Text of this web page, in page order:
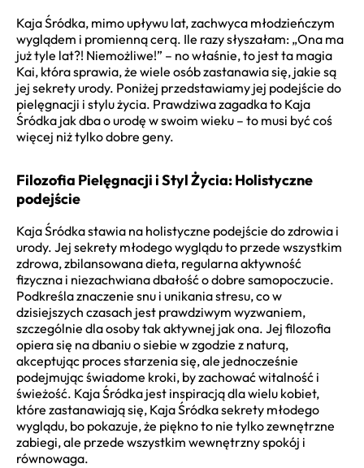
Kaja Śródka, mimo upływu lat, zachwyca młodzieńczym
wyglądem i promienną cerą. Ile razy słyszałam: „Ona ma
już tyle lat?! Niemożliwe!” – no właśnie, to jest ta magia
Kai, która sprawia, że wiele osób zastanawia się, jakie są
jej sekrety urody. Poniżej przedstawiamy jej podejście do
pielęgnacji i stylu życia. Prawdziwa zagadka to Kaja
Śródka jak dba o urodę w swoim wieku – to musi być coś
więcej niż tylko dobre geny.
Filozofia Pielęgnacji i Styl Życia: Holistyczne
podejście
Kaja Śródka stawia na holistyczne podejście do zdrowia i
urody. Jej sekrety młodego wyglądu to przede wszystkim
zdrowa, zbilansowana dieta, regularna aktywność
fizyczna i niezachwiana dbałość o dobre samopoczucie.
Podkreśla znaczenie snu i unikania stresu, co w
dzisiejszych czasach jest prawdziwym wyzwaniem,
szczególnie dla osoby tak aktywnej jak ona. Jej filozofia
opiera się na dbaniu o siebie w zgodzie z naturą,
akceptując proces starzenia się, ale jednocześnie
podejmując świadome kroki, by zachować witalność i
świeżość. Kaja Śródka jest inspiracją dla wielu kobiet,
które zastanawiają się, Kaja Śródka sekrety młodego
wyglądu, bo pokazuje, że piękno to nie tylko zewnętrzne
zabiegi, ale przede wszystkim wewnętrzny spokój i
równowaga.